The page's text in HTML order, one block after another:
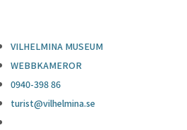
VILHELMINA MUSEUM
WEBBKAMEROR
0940-398 86
turist@vilhelmina.se